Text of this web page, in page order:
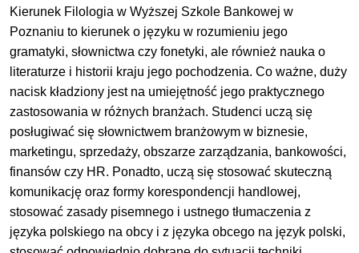
Kierunek Filologia w Wyższej Szkole Bankowej w
Poznaniu to kierunek o języku w rozumieniu jego
gramatyki, słownictwa czy fonetyki, ale również nauka o
literaturze i historii kraju jego pochodzenia. Co ważne, duży
nacisk kładziony jest na umiejętność jego praktycznego
zastosowania w różnych branżach. Studenci uczą się
posługiwać się słownictwem branżowym w biznesie,
marketingu, sprzedaży, obszarze zarządzania, bankowości,
finansów czy HR. Ponadto, uczą się stosować skuteczną
komunikację oraz formy korespondencji handlowej,
stosować zasady pisemnego i ustnego tłumaczenia z
języka polskiego na obcy i z języka obcego na język polski,